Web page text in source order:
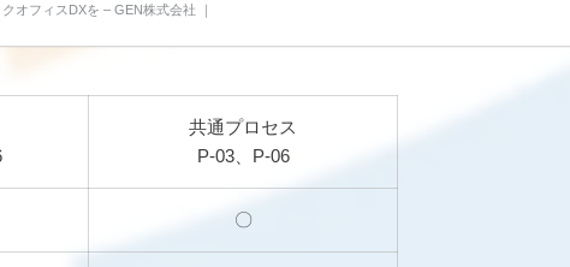
オフィスDXを – GEN株式会社 ｜
共通プロセス
P-03、P-06
〇